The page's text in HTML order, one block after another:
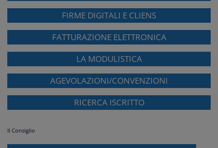
FIRME DIGITALI E CLIENS
FATTURAZIONE ELETTRONICA
LA MODULISTICA
AGEVOLAZIONI/CONVENZIONI
RICERCA ISCRITTO
Il Consiglio